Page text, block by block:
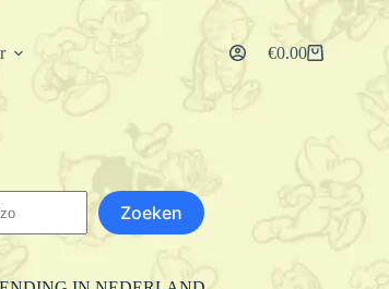
Winkelwagen
€0.00
Zoeken